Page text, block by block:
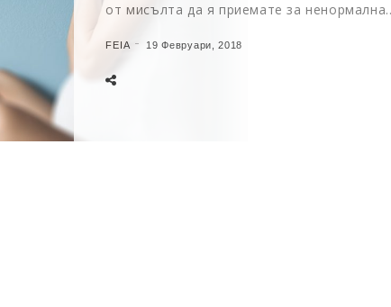
от мисълта да я приемате за
FEIA 19 Февруари, 2018